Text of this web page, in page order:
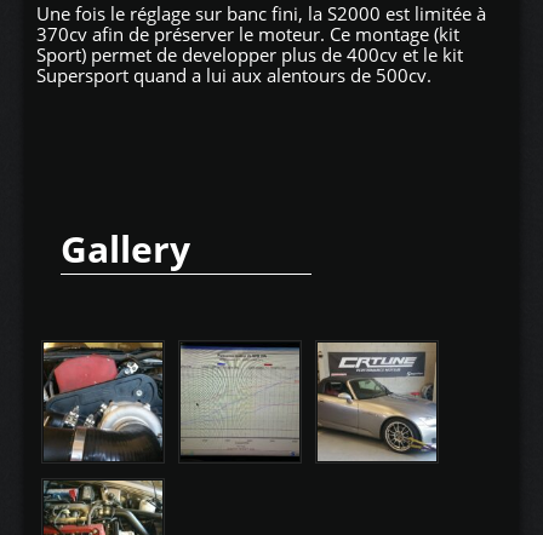
Une fois le réglage sur banc fini, la S2000 est limitée à
370cv afin de préserver le moteur. Ce montage (kit
Sport) permet de developper plus de 400cv et le kit
Supersport quand a lui aux alentours de 500cv.
Gallery